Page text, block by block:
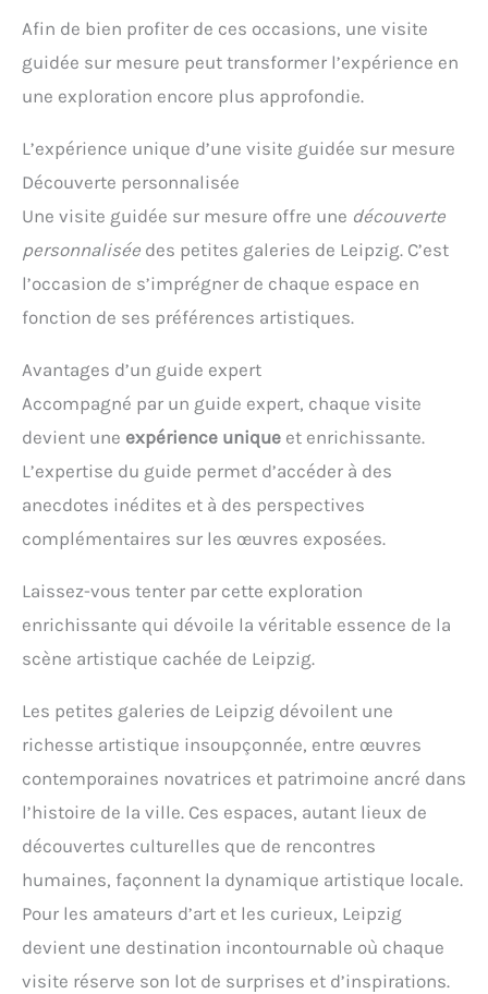
Afin de bien profiter de ces occasions, une visite
guidée sur mesure peut transformer l’expérience en
une exploration encore plus approfondie.
L’expérience unique d’une visite guidée sur mesure
Découverte personnalisée
Une visite guidée sur mesure offre une découverte
personnalisée des petites galeries de Leipzig. C’est
l’occasion de s’imprégner de chaque espace en
fonction de ses préférences artistiques.
Avantages d’un guide expert
Accompagné par un guide expert, chaque visite
devient une expérience unique et enrichissante.
L’expertise du guide permet d’accéder à des
anecdotes inédites et à des perspectives
complémentaires sur les œuvres exposées.
Laissez-vous tenter par cette exploration
enrichissante qui dévoile la véritable essence de la
scène artistique cachée de Leipzig.
Les petites galeries de Leipzig dévoilent une
richesse artistique insoupçonnée, entre œuvres
contemporaines novatrices et patrimoine ancré dans
l’histoire de la ville. Ces espaces, autant lieux de
découvertes culturelles que de rencontres
humaines, façonnent la dynamique artistique locale.
Pour les amateurs d’art et les curieux, Leipzig
devient une destination incontournable où chaque
visite réserve son lot de surprises et d’inspirations.